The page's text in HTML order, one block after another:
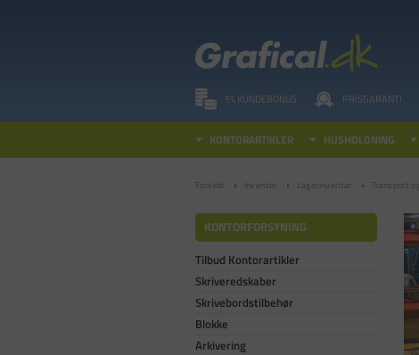
5% KUNDEBONUS PRISGARANTI
KONTORARTIKLER HUSHOLDNING
Forside Inventar Lagerinventar Transport
KONTORFORSYNING
Tilbud Kontorartikler
Skriveredskaber
Skrivebordstilbehør
Blokke
Arkivering